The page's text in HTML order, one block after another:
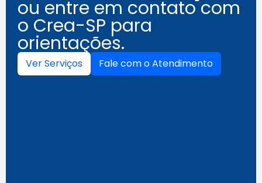
ou entre em contato com
o Crea-SP para
orientações.
Ver Serviços Fale com o Atendimento